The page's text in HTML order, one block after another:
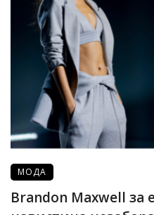
МОДА
Brandon Maxwell за